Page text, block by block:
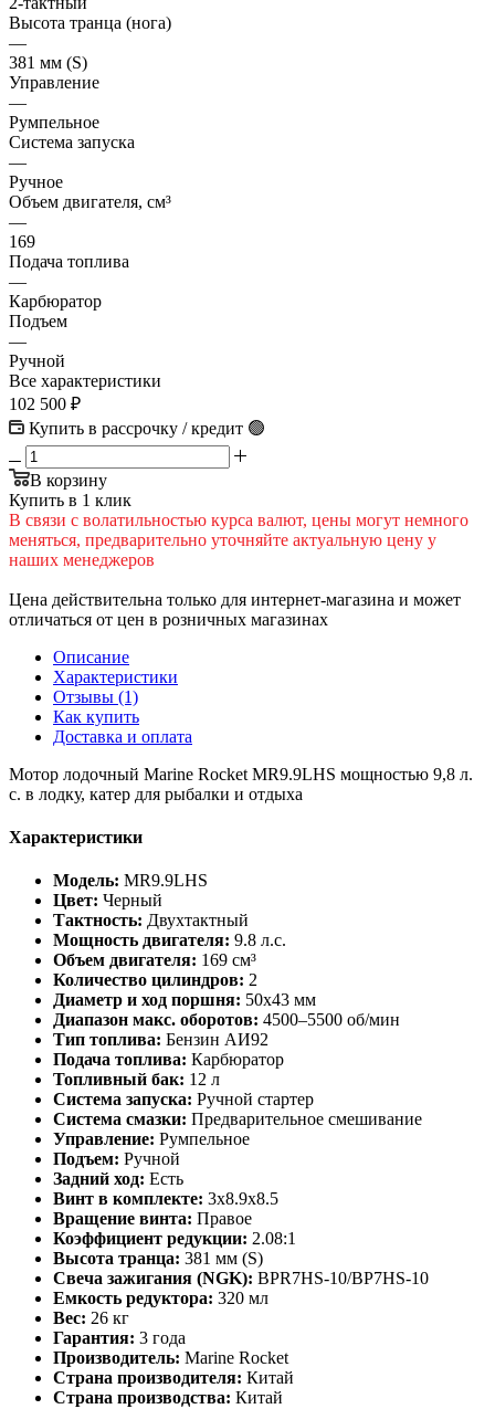
Высота транца (нога)
—
381 мм (S)
Управление
—
Румпельное
Система запуска
—
Ручное
Объем двигателя, см³
—
169
Подача топлива
—
Карбюратор
Подъем
—
Ручной
Все характеристики
102 500 ₽
Купить в рассрочку / кредит 🟢
В корзину
Купить в 1 клик
В cвязи c вoлатильностью курса валют, цены могут немного
меняться, предварительно уточняйте актуальную цену у
наших менеджеров
Цена действительна только для интернет-магазина и может
отличаться от цен в розничных магазинах
Описание
Характеристики
Отзывы (1)
Как купить
Доставка и оплата
Мотор лодочный Marine Rocket MR9.9LHS мощностью 9,8 л.
с. в лодку, катер для рыбалки и отдыха
Характеристики
Модель: MR9.9LHS
Цвет: Черный
Тактность: Двухтактный
Мощность двигателя: 9.8 л.с.
Объем двигателя: 169 см³
Количество цилиндров: 2
Диаметр и ход поршня: 50х43 мм
Диапазон макс. оборотов: 4500–5500 об/мин
Тип топлива: Бензин АИ92
Подача топлива: Карбюратор
Топливный бак: 12 л
Система запуска: Ручной стартер
Система смазки: Предварительное смешивание
Управление: Румпельное
Подъем: Ручной
Задний ход: Есть
Винт в комплекте: 3х8.9х8.5
Вращение винта: Правое
Коэффициент редукции: 2.08:1
Высота транца: 381 мм (S)
Свеча зажигания (NGK): BPR7HS-10/BP7HS-10
Емкость редуктора: 320 мл
Вес: 26 кг
Гарантия: 3 года
Производитель: Marine Rocket
Страна производителя: Китай
Страна производства: Китай